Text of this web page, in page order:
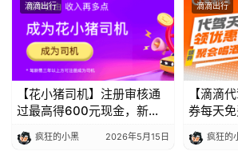
滴滴出行
【花小猪司机】注册审核通
过最高得600元现金，新人
首单奖励限时领
疯狂的小黑 2026年5月15日
滴滴出行
【滴滴
券每天免
折限时抢
疯狂的